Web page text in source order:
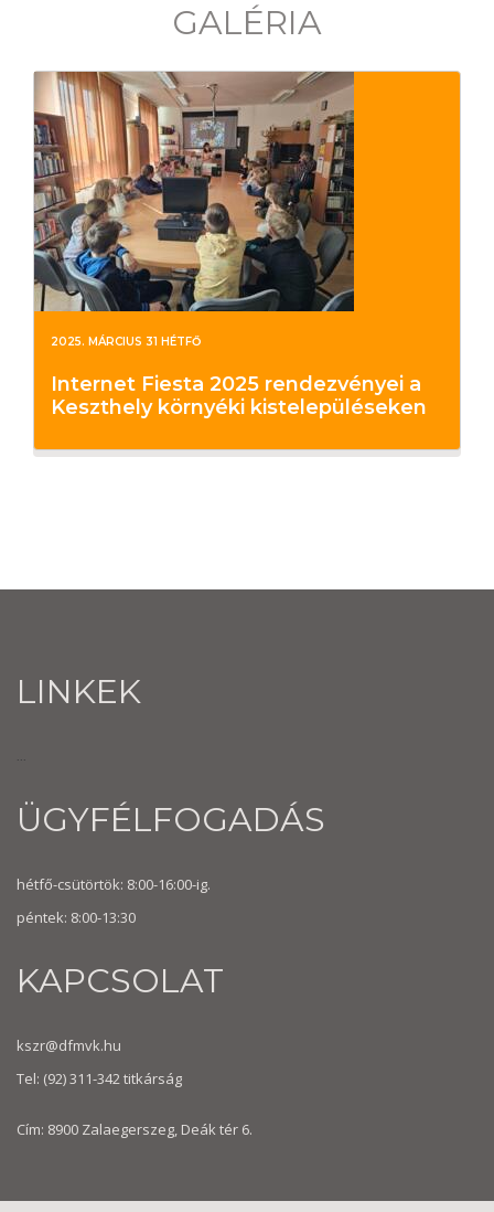
GALÉRIA
2025. MÁRCIUS 31 HÉTFŐ
Internet Fiesta 2025 rendezvényei a
Keszthely környéki kistelepüléseken
LINKEK
ÜGYFÉLFOGADÁS
hétfő-csütörtök: 8:00-16:00-ig.
péntek: 8:00-13:30
KAPCSOLAT
kszr@dfmvk.hu
Tel: (92) 311-342 titkárság
Cím: 8900 Zalaegerszeg, Deák tér 6.